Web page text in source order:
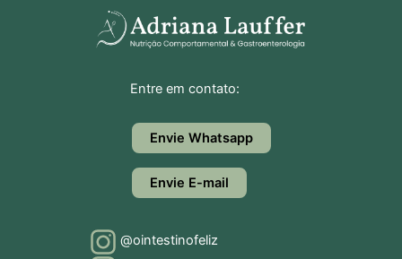
Entre em contato:
Envie Whatsapp
Envie E-mail
@ointestinofeliz